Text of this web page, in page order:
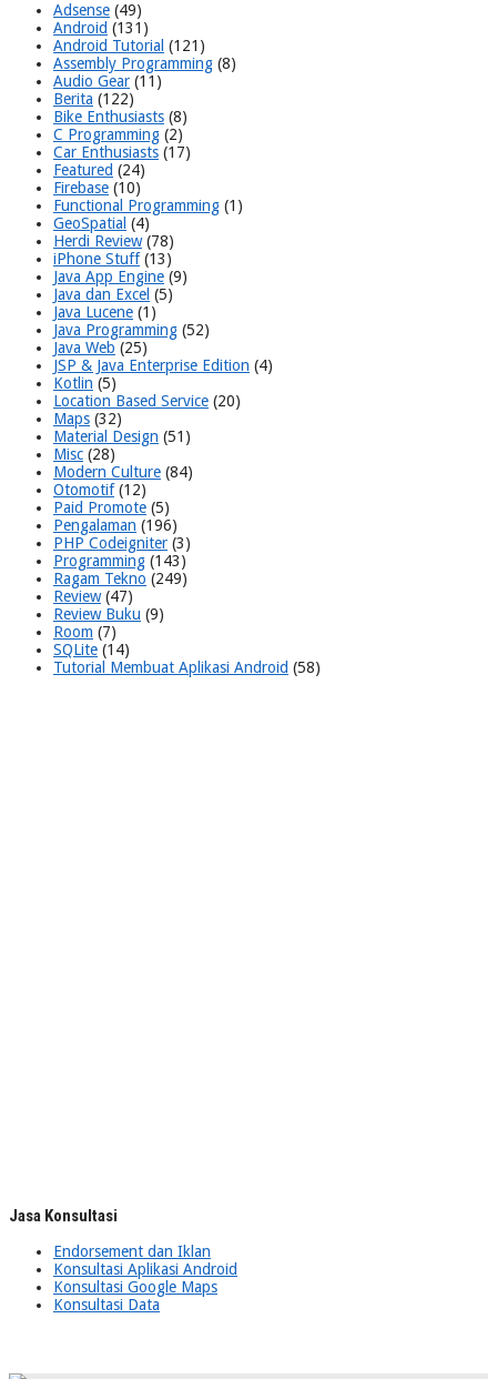
Adsense (49)
Android (131)
Android Tutorial (121)
Assembly Programming (8)
Audio Gear (11)
Berita (122)
Bike Enthusiasts (8)
C Programming (2)
Car Enthusiasts (17)
Featured (24)
Firebase (10)
Functional Programming (1)
GeoSpatial (4)
Herdi Review(78)
iPhone Stuff(13)
Java App Engine (9)
Java dan Excel (5)
Java Lucene (1)
Java Programming (52)
Java Web (25)
JSP & Java Enterprise Edition (4)
Kotlin (5)
Location Based Service (20)
Maps (32)
Material Design (51)
Misc (28)
Modern Culture (84)
Otomotif(12)
Paid Promote (5)
Pengalaman (196)
PHP Codeigniter (3)
Programming (143)
Ragam Tekno (249)
Review(47)
Review Buku (9)
Room (7)
SQLite (14)
Tutorial Membuat Aplikasi Android (58)
Jasa Konsultasi
Endorsement dan Iklan
Konsultasi Aplikasi Android
Konsultasi Google Maps
Konsultasi Data